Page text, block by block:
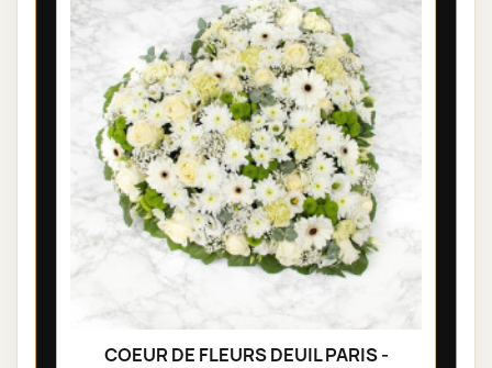
COEUR DE FLEURS DEUIL PARIS -